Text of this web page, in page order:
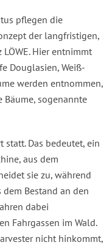
pflegen die
der langfristigen,
Hier entnimmt
Douglasien, Weiß-
werden entnommen,
sogenannte
statt. Das bedeutet, ein
aus dem
sie zu, während
Bestand an den
dabei
Fahrgassen im Wald.
nicht hinkommt,